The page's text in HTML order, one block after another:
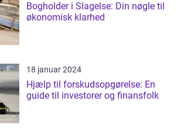
Bogholder i Slagelse: Din nøgle til
økonomisk klarhed
18 januar 2024
Hjælp til forskudsopgørelse: En
guide til investorer og finansfolk